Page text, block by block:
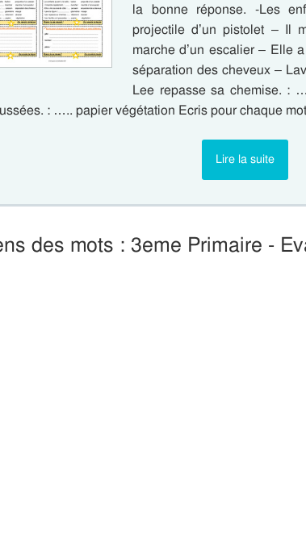
la bonne réponse. -Les
projectile d’un pistolet – Il
marche d’un escalier – Elle
séparation des cheveux –
Lee repasse sa chemise. :
: ….. papier végétation Ecris pour chaque
Lire la suite
des mots : 3eme Primaire -